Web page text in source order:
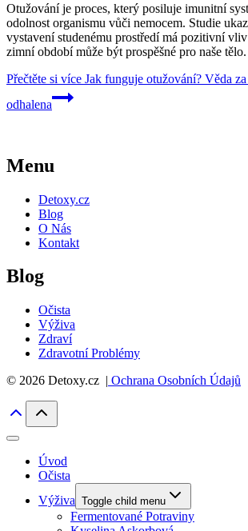
Otužování je proces, který posiluje imunitní
odolnost organismu vůči nemocem. Studie
vystavení studenému prostředí má pozitivní
zimní období může být prospěšné pro naše tělo.
Přečtěte si více Jak funguje otužování? Věda
odhalena
Menu
Detoxy.cz
Blog
O Nás
Kontakt
Blog
Očista
Výživa
Zdraví
Zdravotní Problémy
© 2026 Detoxy.cz | Ochrana Osobních Údajů
Úvod
Očista
Výživa Toggle child menu
Fermentované Potraviny